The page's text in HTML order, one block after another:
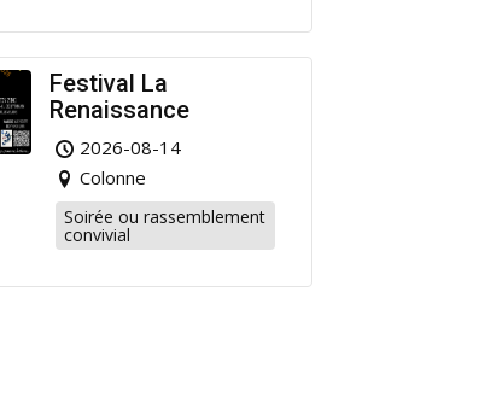
Festival La
Renaissance
2026-08-14
Colonne
Soirée ou rassemblement
convivial